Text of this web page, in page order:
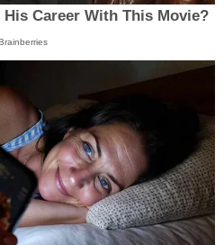
Career With This Movie?